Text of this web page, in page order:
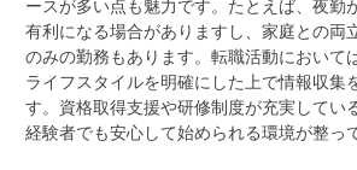
ースが多い点も魅力です。たとえば、夜勤
有利になる場合がありますし、家庭との両
のみの勤務もあります。転職活動において
ライフスタイルを明確にした上で情報収集
す。資格取得支援や研修制度が充実してい
経験者でも安心して始められる環境が整っ